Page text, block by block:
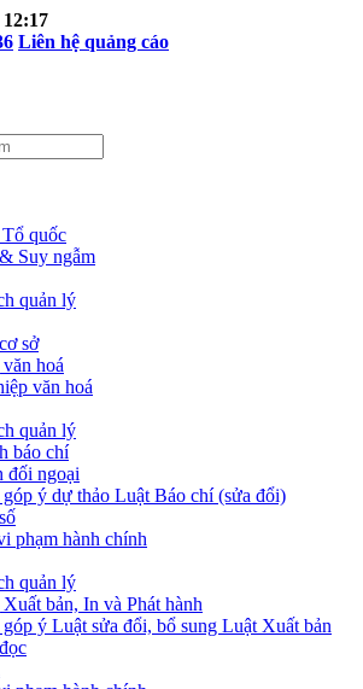
Liên hệ quảng cáo
quốc
Suy ngẫm
quản lý
sở
hoá
văn hoá
quản lý
báo chí
đối ngoại
ý dự thảo Luật Báo chí (sửa đổi)
phạm hành chính
quản lý
bản, In và Phát hành
ý Luật sửa đổi, bổ sung Luật Xuất bản